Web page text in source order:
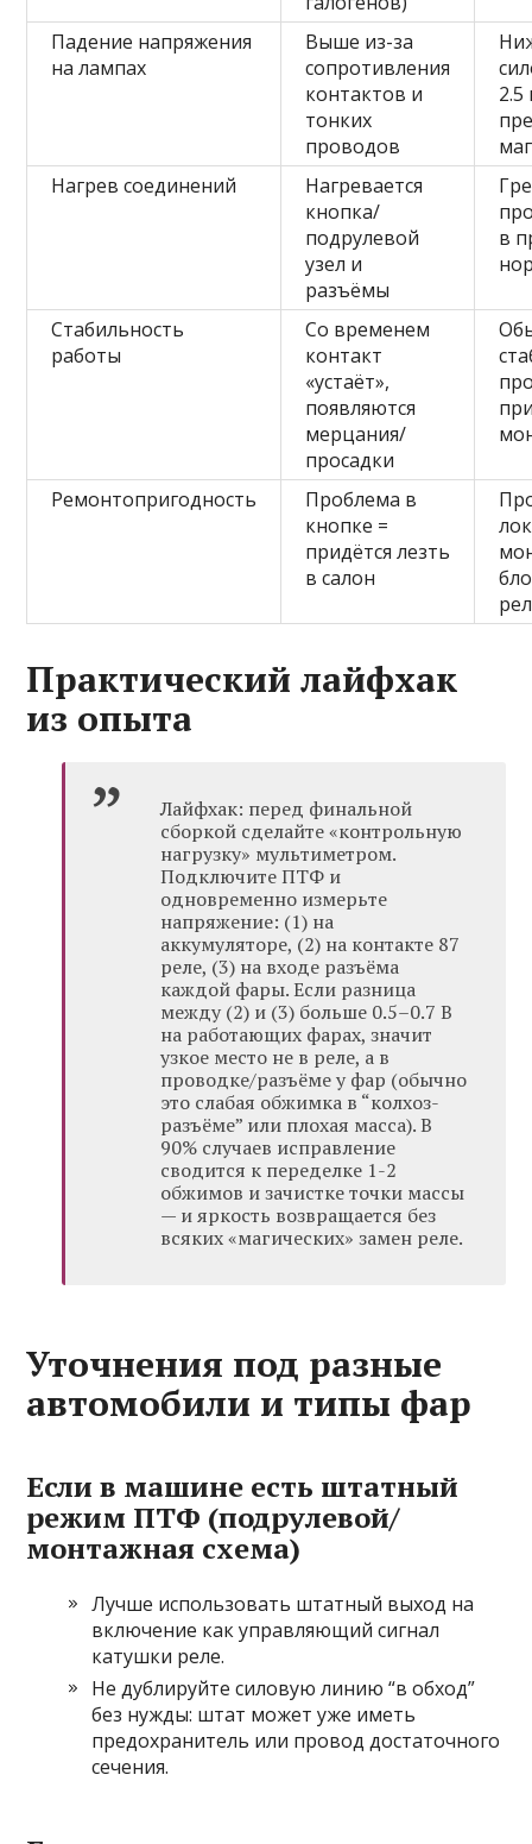
Падение напряжения
на лампах
Выше из-за
сопротивления
контактов и
тонких
проводов
2.5
Нагрев соединений
Нагревается
кнопка/
подрулевой
узел и
разъёмы
в
Стабильность
работы
Со временем
контакт
«устаёт»,
появляются
мерцания/
просадки
Ремонтопригодность
Проблема в
кнопке =
придётся лезть
в салон
Практический лайфхак
из опыта
Лайфхак: перед финальной
сборкой сделайте «контрольную
нагрузку» мультиметром.
Подключите ПТФ и
одновременно измерьте
напряжение: (1) на
аккумуляторе, (2) на контакте 87
реле, (3) на входе разъёма
каждой фары. Если разница
между (2) и (3) больше 0.5–0.7 В
на работающих фарах, значит
узкое место не в реле, а в
проводке/разъёме у фар (обычно
это слабая обжимка в “колхоз-
разъёме” или плохая масса). В
90% случаев исправление
сводится к переделке 1-2
обжимов и зачистке точки массы
— и яркость возвращается без
всяких «магических» замен реле.
Уточнения под разные
автомобили и типы фар
Если в машине есть штатный
режим ПТФ (подрулевой/
монтажная схема)
Лучше использовать штатный выход на
включение как управляющий сигнал
катушки реле.
Не дублируйте силовую линию “в обход”
без нужды: штат может уже иметь
предохранитель или провод достаточного
сечения.